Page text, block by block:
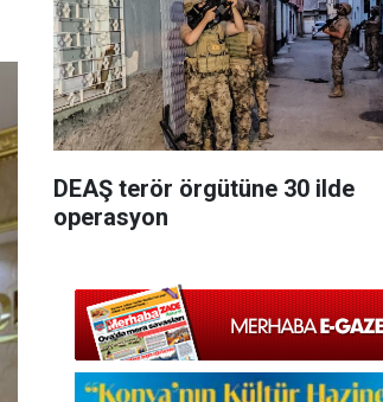
DEAŞ terör örgütüne 30 ilde
operasyon